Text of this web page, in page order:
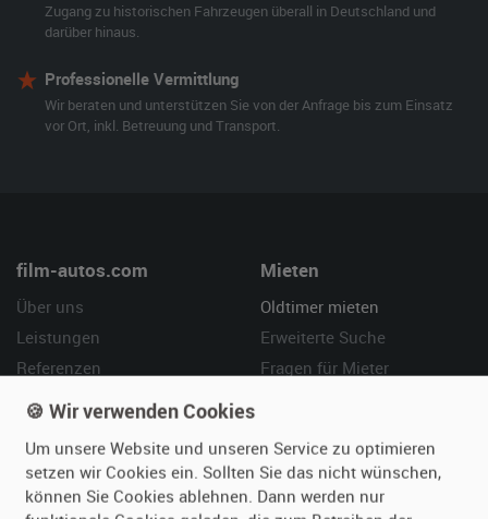
Zugang zu historischen Fahrzeugen überall in Deutschland und
darüber hinaus.
Professionelle Vermittlung
Wir beraten und unterstützen Sie von der Anfrage bis zum Einsatz
vor Ort, inkl. Betreuung und Transport.
film-autos.com
Über uns
Leistungen
Referenzen
Kundenmeinungen
Mieten
Oldtimer mieten
Erweiterte Suche
Fragen für Mieter
Vermieten
Oldtimer anmelden
Hilfe
Häufige Fragen (FAQ)
🍪 Wir verwenden Cookies
Um unsere Website und unseren Service zu optimieren
setzen wir Cookies ein. Sollten Sie das nicht wünschen,
können Sie Cookies ablehnen. Dann werden nur